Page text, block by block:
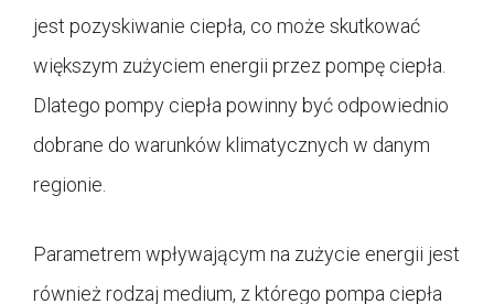
jest pozyskiwanie ciepła, co może skutkować
większym zużyciem energii przez pompę ciepła.
Dlatego pompy ciepła powinny być odpowiednio
dobrane do warunków klimatycznych w danym
regionie.
Parametrem wpływającym na zużycie energii jest
również rodzaj medium, z którego pompa ciepła